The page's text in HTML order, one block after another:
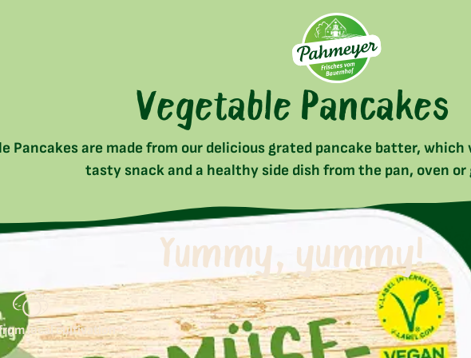
Vegetable Pancakes
Pancakes are made from our delicious grated pancake batter,
tasty snack and a healthy side dish from the pan, oven or
Yummy, yummy!
local cultivation